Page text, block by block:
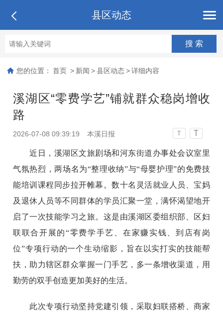
县区动态
您的位置： 首页 > 新闻 > 县区动态 > 详细内容
溪湖区“零费学艺”铺就群众稳岗增收
路
2026-07-08 09:39:19 本溪日报 T T
近日，溪湖区文旅剧场和河东街道办事处会议室里
气氛热烈，两场名为“整理收纳”与“母婴护理”的免费技
能培训课程同步拉开帷幕。数十名灵活就业人员、宝妈
及退休人员等不同群体的学员汇聚一堂，满怀渴望地开
启了一次技能学习之旅。这是由溪湖区委组织部、区妇
联联合开展的“零费学手艺、在家赚实钱、到店有岗
位”专项行动的一个生动缩影，旨在以实打实的技能帮
扶，助力辖区群众掌握一门手艺，多一条增收渠道，用
勤劳的双手创造更加美好的生活。
此次专项行动坚持党建引领，采取妇联搭桥、商家